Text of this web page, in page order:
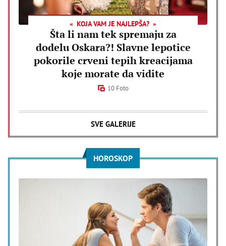
KOJA VAM JE NAJLEPŠA?
Šta li nam tek spremaju za
dodelu Oskara?! Slavne lepotice
pokorile crveni tepih kreacijama
koje morate da vidite
10 Foto
SVE GALERIJE
HOROSKOP